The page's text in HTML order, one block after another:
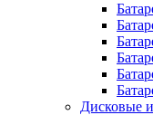
Дисковые